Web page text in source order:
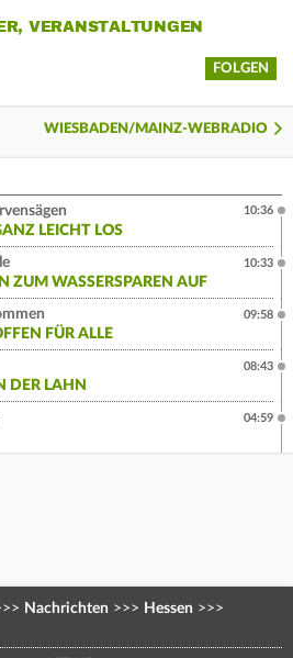
VERANSTALTUNGEN
FOLGEN
WIESBADEN/MAINZ-WEBRADIO
LEICHT LOS
10:36
ZUM WASSERSPAREN AUF
10:33
FÜR ALLE
09:58
DER LAHN
08:43
04:59
Nachrichten >>> Hessen >>>